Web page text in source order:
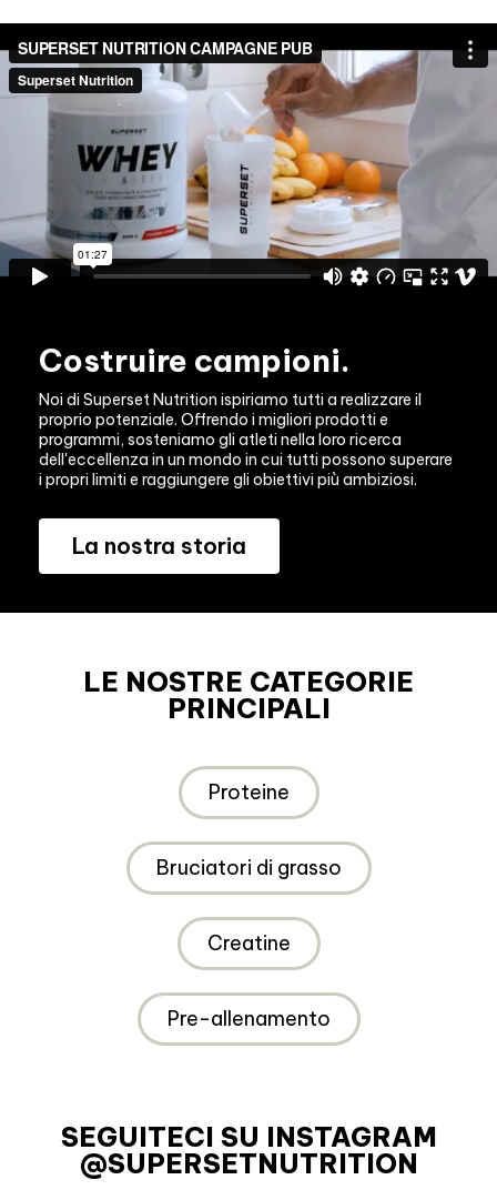
Costruire campioni.
Noi di Superset Nutrition ispiriamo tutti a realizzare il
proprio potenziale. Offrendo i migliori prodotti e
programmi, sosteniamo gli atleti nella loro ricerca
dell'eccellenza in un mondo in cui tutti possono superare
i propri limiti e raggiungere gli obiettivi più ambiziosi.
La nostra storia
LE NOSTRE CATEGORIE
PRINCIPALI
Proteine
Bruciatori di grasso
Creatine
Pre-allenamento
SEGUITECI SU INSTAGRAM
@SUPERSETNUTRITION